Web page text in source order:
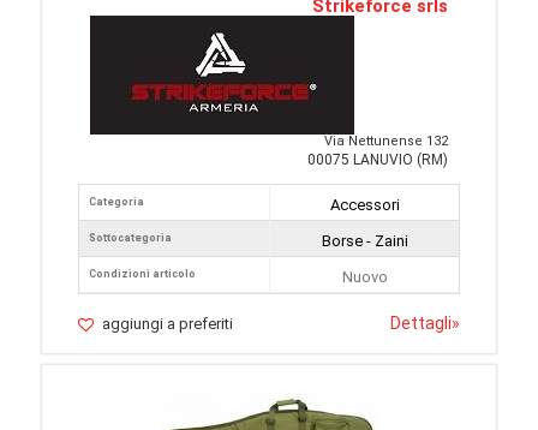
Strikeforce srls
Via Nettunense 132
00075 LANUVIO (RM)
Categoria
Sottocategoria
Condizioni articolo
Accessori
Borse - Zaini
Nuovo
aggiungi a preferiti Dettagli»